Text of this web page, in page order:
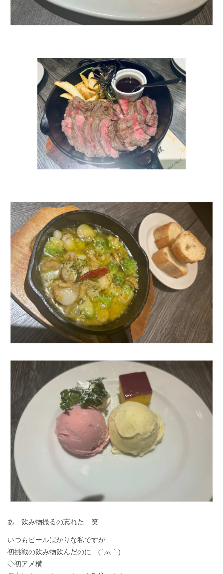
あ…飲み物撮るの忘れた…笑
いつもビールばかりな私ですが
初挑戦の飲み物飲んだのに…(´;ω;｀)
◇初アメ横